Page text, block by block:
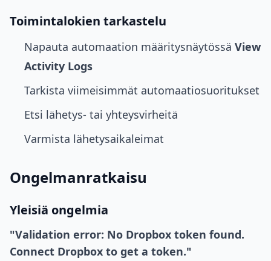
Toimintalokien tarkastelu
Napauta automaation määritysnäytössä View
Activity Logs
Tarkista viimeisimmät automaatiosuoritukset
Etsi lähetys- tai yhteysvirheitä
Varmista lähetysaikaleimat
Ongelmanratkaisu
Yleisiä ongelmia
"Validation error: No Dropbox token found.
Connect Dropbox to get a token."